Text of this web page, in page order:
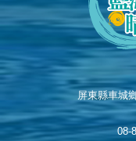
屏東縣車城
08-